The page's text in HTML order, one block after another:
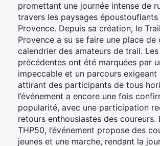
promettant une journée intense de
travers les paysages
Provence. Depuis sa création, le
Provence a su se faire une place de
calendrier des amateurs de trail.
précédentes ont été marquées par
impeccable et un parcours
attirant des participants de tous
l’événement a encore une fois
popularité, avec une participation
retours enthousiastes des coureurs.
THP50, l’événement propose des
jeunes et une marche, rendant la